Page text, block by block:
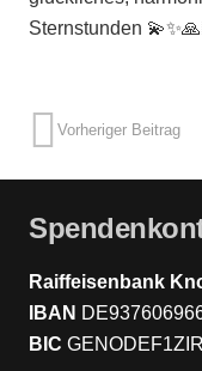
Sternstunden
Vorheriger Beitrag
Raiffeisenbank
IBAN
BIC GENODEF1ZIR